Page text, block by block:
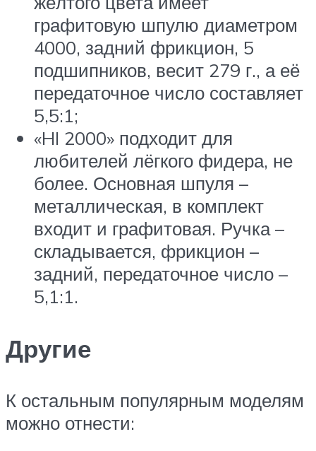
графитовую шпулю диаметром
4000, задний фрикцион, 5
подшипников, весит 279 г., а её
передаточное число составляет
5,5:1;
«HI 2000» подходит для
любителей лёгкого фидера, не
более. Основная шпуля –
металлическая, в комплект
входит и графитовая. Ручка –
складывается, фрикцион –
задний, передаточное число –
5,1:1.
Другие
К остальным популярным моделям
можно отнести: